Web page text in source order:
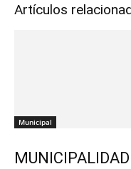
Artículos
Municipal